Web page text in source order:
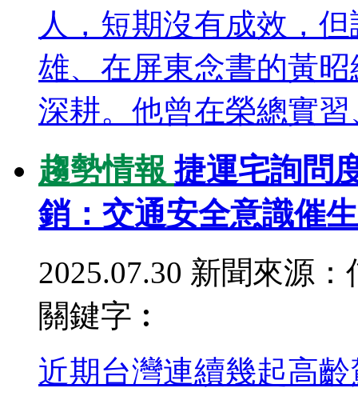
人，短期沒有成效，
雄、在屏東念書的黃
深耕。他曾在榮總實
趨勢情報捷運宅詢問
銷：交通安全意識催
2025.07.30 新聞來源：
關鍵字︰
近期台灣連續幾起高